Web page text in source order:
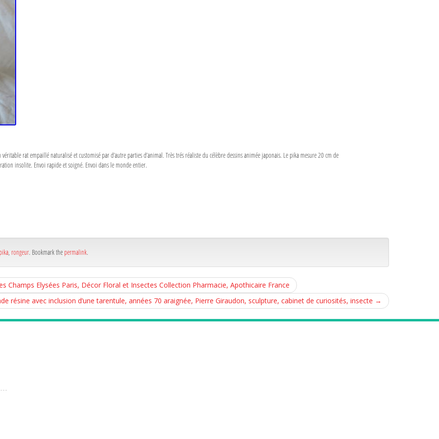
rat empaillé naturalisé et customisé par d’autre parties d’animal. Très trés réaliste du célèbre dessins animée japonais. Le pika mesure 20 cm de
insolite. Envoi rapide et soigné. Envoi dans le monde entier.
rongeur. Bookmark the permalink.
Champs Elysées Paris, Décor Floral et Insectes Collection Pharmacie, Apothicaire France
résine avec inclusion d’une tarentule, années 70 araignée, Pierre Giraudon, sculpture, cabinet de curiosités, insecte →